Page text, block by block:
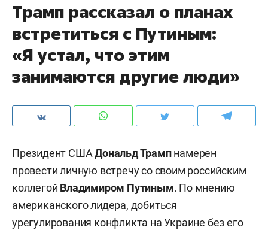
Трамп рассказал о планах
встретиться с Путиным:
«Я устал, что этим
занимаются другие люди»
Президент СШАДональд Трампнамерен
провести личную встречу со своим российским
коллегой Владимиром Путиным. По мнению
американского лидера, добиться
урегулирования конфликта на Украине без его